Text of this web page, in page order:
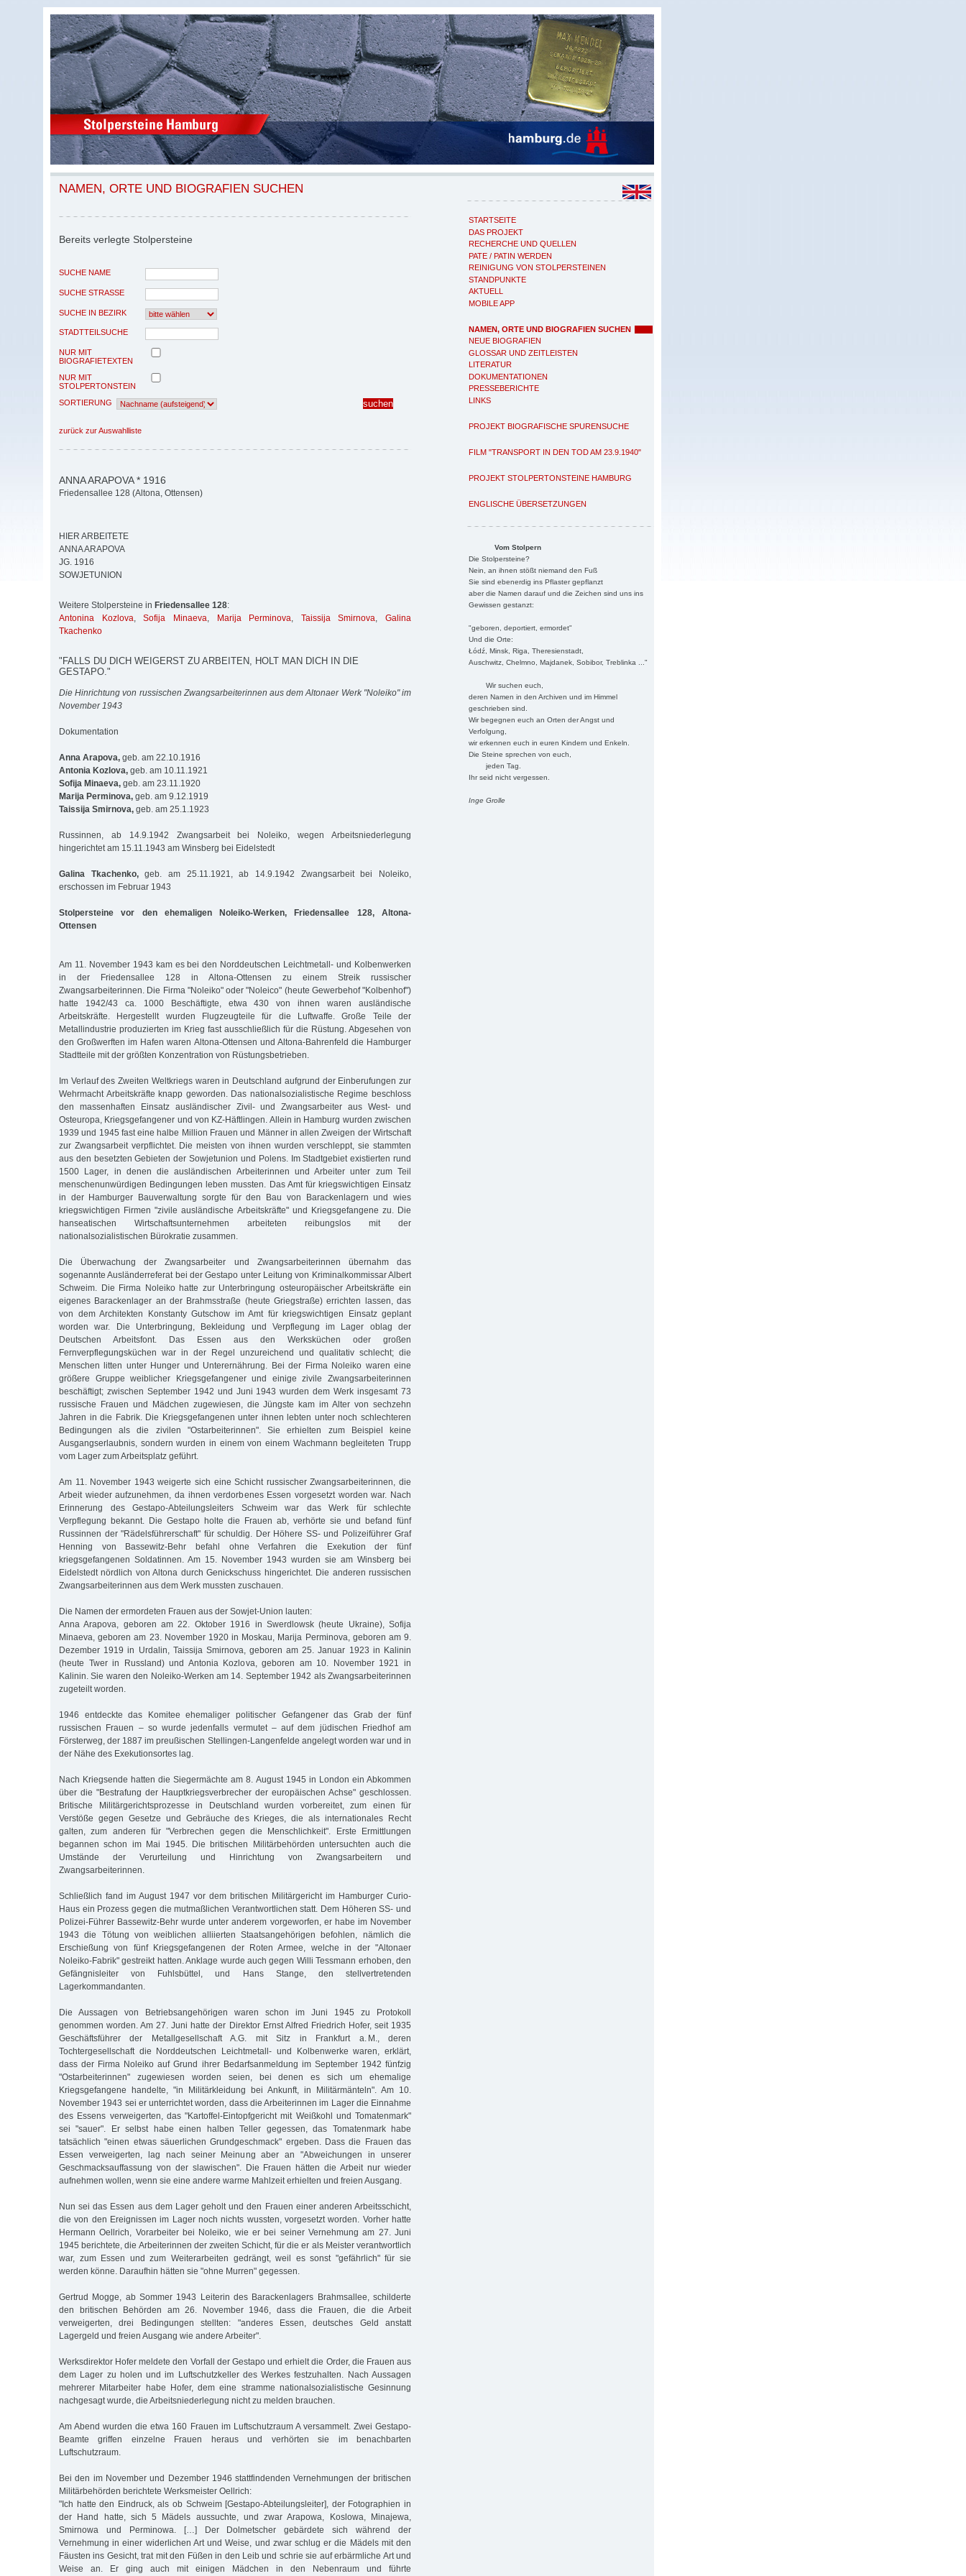
STARTSEITE
DAS PROJEKT
RECHERCHE UND QUELLEN
PATE / PATIN WERDEN
REINIGUNG VON STOLPERSTEINEN
STANDPUNKTE
AKTUELL
MOBILE APP
NAMEN, ORTE UND BIOGRAFIEN SUCHEN
NEUE BIOGRAFIEN
GLOSSAR UND ZEITLEISTEN
LITERATUR
DOKUMENTATIONEN
PRESSEBERICHTE
LINKS
PROJEKT BIOGRAFISCHE SPURENSUCHE
FILM "TRANSPORT IN DEN TOD AM 23.9.1940"
PROJEKT STOLPERTONSTEINE HAMBURG
ENGLISCHE ÜBERSETZUNGEN
Vom Stolpern
Die Stolpersteine?
Nein, an ihnen stößt niemand den Fuß
Sie sind ebenerdig ins Pflaster gepflanzt
aber die Namen darauf und die Zeichen sind uns ins
Gewissen gestanzt:
"geboren, deportiert, ermordet"
Und die Orte:
Łódź, Minsk, Riga, Theresienstadt,
Auschwitz, Chelmno, Majdanek, Sobibor, Treblinka ..."
Wir suchen euch,
deren Namen in den Archiven und im Himmel
geschrieben sind.
Wir begegnen euch an Orten der Angst und
Verfolgung,
wir erkennen euch in euren Kindern und Enkeln.
Die Steine sprechen von euch,
jeden Tag.
Ihr seid nicht vergessen.
Inge Grolle
NAMEN, ORTE UND BIOGRAFIEN SUCHEN
Bereits verlegte Stolpersteine
SUCHE NAME
SUCHE STRASSE
SUCHE IN BEZIRK
STADTTEILSUCHE
NUR MIT
BIOGRAFIETEXTEN
NUR MIT
STOLPERTONSTEIN
SORTIERUNG
zurück zur Auswahlliste
ANNA ARAPOVA * 1916
Friedensallee 128 (Altona, Ottensen)
HIER ARBEITETE
ANNA ARAPOVA
JG. 1916
SOWJETUNION
Weitere Stolpersteine in Friedensallee 128:
Antonina Kozlova,Sofija Minaeva, Marija Perminova, Taissija Smirnova, Galina
Tkachenko
"FALLS DU DICH WEIGERST ZU ARBEITEN, HOLT MAN DICH IN DIE
GESTAPO."
Die Hinrichtung von russischen Zwangsarbeiterinnen aus dem Altonaer Werk "Noleiko" im
November 1943
Dokumentation
Anna Arapova, geb. am 22.10.1916
Antonia Kozlova, geb. am 10.11.1921
Sofija Minaeva, geb. am 23.11.1920
Marija Perminova, geb. am 9.12.1919
Taissija Smirnova, geb. am 25.1.1923
Russinnen, ab 14.9.1942 Zwangsarbeit bei Noleiko, wegen Arbeitsniederlegung
hingerichtet am 15.11.1943 am Winsberg bei Eidelstedt
Galina Tkachenko,geb. am 25.11.1921, ab 14.9.1942 Zwangsarbeit bei Noleiko,
erschossen im Februar 1943
Stolpersteine vor den ehemaligen Noleiko-Werken, Friedensallee 128, Altona-
Ottensen
Am 11. November 1943 kam es bei den Norddeutschen Leichtmetall- und Kolbenwerken
in der Friedensallee 128 in Altona-Ottensen zu einem Streik russischer
Zwangsarbeiterinnen. Die Firma "Noleiko" oder "Noleico" (heute Gewerbehof "Kolbenhof")
hatte 1942/43 ca. 1000 Beschäftigte, etwa 430 von ihnen waren ausländische
Arbeitskräfte. Hergestellt wurden Flugzeugteile für die Luftwaffe. Große Teile der
Metallindustrie produzierten im Krieg fast ausschließlich für die Rüstung. Abgesehen von
den Großwerften im Hafen waren Altona-Ottensen und Altona-Bahrenfeld die Hamburger
Stadtteile mit der größten Konzentration von Rüstungsbetrieben.
Im Verlauf des Zweiten Weltkriegs waren in Deutschland aufgrund der Einberufungen zur
Wehrmacht Arbeitskräfte knapp geworden. Das nationalsozialistische Regime beschloss
den massenhaften Einsatz ausländischer Zivil- und Zwangsarbeiter aus West- und
Osteuropa, Kriegsgefangener und von KZ-Häftlingen. Allein in Hamburg wurden zwischen
1939 und 1945 fast eine halbe Million Frauen und Männer in allen Zweigen der Wirtschaft
zur Zwangsarbeit verpflichtet. Die meisten von ihnen wurden verschleppt, sie stammten
aus den besetzten Gebieten der Sowjetunion und Polens. Im Stadtgebiet existierten rund
1500 Lager, in denen die ausländischen Arbeiterinnen und Arbeiter unter zum Teil
menschenunwürdigen Bedingungen leben mussten. Das Amt für kriegswichtigen Einsatz
in der Hamburger Bauverwaltung sorgte für den Bau von Barackenlagern und wies
kriegswichtigen Firmen "zivile ausländische Arbeitskräfte" und Kriegsgefangene zu. Die
hanseatischen Wirtschaftsunternehmen arbeiteten reibungslos mit der
nationalsozialistischen Bürokratie zusammen.
Die Überwachung der Zwangsarbeiter und Zwangsarbeiterinnen übernahm das
sogenannte Ausländerreferat bei der Gestapo unter Leitung von Kriminalkommissar Albert
Schweim. Die Firma Noleiko hatte zur Unterbringung osteuropäischer Arbeitskräfte ein
eigenes Barackenlager an der Brahmsstraße (heute Griegstraße) errichten lassen, das
von dem Architekten Konstanty Gutschow im Amt für kriegswichtigen Einsatz geplant
worden war. Die Unterbringung, Bekleidung und Verpflegung im Lager oblag der
Deutschen Arbeitsfont. Das Essen aus den Werksküchen oder großen
Fernverpflegungsküchen war in der Regel unzureichend und qualitativ schlecht; die
Menschen litten unter Hunger und Unterernährung. Bei der Firma Noleiko waren eine
größere Gruppe weiblicher Kriegsgefangener und einige zivile Zwangsarbeiterinnen
beschäftigt; zwischen September 1942 und Juni 1943 wurden dem Werk insgesamt 73
russische Frauen und Mädchen zugewiesen, die Jüngste kam im Alter von sechzehn
Jahren in die Fabrik. Die Kriegsgefangenen unter ihnen lebten unter noch schlechteren
Bedingungen als die zivilen "Ostarbeiterinnen". Sie erhielten zum Beispiel keine
Ausgangserlaubnis, sondern wurden in einem von einem Wachmann begleiteten Trupp
vom Lager zum Arbeitsplatz geführt.
Am 11. November 1943 weigerte sich eine Schicht russischer Zwangsarbeiterinnen, die
Arbeit wieder aufzunehmen, da ihnen verdorbenes Essen vorgesetzt worden war. Nach
Erinnerung des Gestapo-Abteilungsleiters Schweim war das Werk für schlechte
Verpflegung bekannt. Die Gestapo holte die Frauen ab, verhörte sie und befand fünf
Russinnen der "Rädelsführerschaft" für schuldig. Der Höhere SS- und Polizeiführer Graf
Henning von Bassewitz-Behr befahl ohne Verfahren die Exekution der fünf
kriegsgefangenen Soldatinnen. Am 15. November 1943 wurden sie am Winsberg bei
Eidelstedt nördlich von Altona durch Genickschuss hingerichtet. Die anderen russischen
Zwangsarbeiterinnen aus dem Werk mussten zuschauen.
Die Namen der ermordeten Frauen aus der Sowjet-Union lauten:
Anna Arapova, geboren am 22. Oktober 1916 in Swerdlowsk (heute Ukraine), Sofija
Minaeva, geboren am 23. November 1920 in Moskau, Marija Perminova, geboren am 9.
Dezember 1919 in Urdalin, Taissija Smirnova, geboren am 25. Januar 1923 in Kalinin
(heute Twer in Russland) und Antonia Kozlova, geboren am 10. November 1921 in
Kalinin. Sie waren den Noleiko-Werken am 14. September 1942 als Zwangsarbeiterinnen
zugeteilt worden.
1946 entdeckte das Komitee ehemaliger politischer Gefangener das Grab der fünf
russischen Frauen – so wurde jedenfalls vermutet – auf dem jüdischen Friedhof am
Försterweg, der 1887 im preußischen Stellingen-Langenfelde angelegt worden war und in
der Nähe des Exekutionsortes lag.
Nach Kriegsende hatten die Siegermächte am 8. August 1945 in London ein Abkommen
über die "Bestrafung der Hauptkriegsverbrecher der europäischen Achse" geschlossen.
Britische Militärgerichtsprozesse in Deutschland wurden vorbereitet, zum einen für
Verstöße gegen Gesetze und Gebräuche des Krieges, die als internationales Recht
galten, zum anderen für "Verbrechen gegen die Menschlichkeit". Erste Ermittlungen
begannen schon im Mai 1945. Die britischen Militärbehörden untersuchten auch die
Umstände der Verurteilung und Hinrichtung von Zwangsarbeitern und
Zwangsarbeiterinnen.
Schließlich fand im August 1947 vor dem britischen Militärgericht im Hamburger Curio-
Haus ein Prozess gegen die mutmaßlichen Verantwortlichen statt. Dem Höheren SS- und
Polizei-Führer Bassewitz-Behr wurde unter anderem vorgeworfen, er habe im November
1943 die Tötung von weiblichen alliierten Staatsangehörigen befohlen, nämlich die
Erschießung von fünf Kriegsgefangenen der Roten Armee, welche in der "Altonaer
Noleiko-Fabrik" gestreikt hatten. Anklage wurde auch gegen Willi Tessmann erhoben, den
Gefängnisleiter von Fuhlsbüttel, und Hans Stange, den stellvertretenden
Lagerkommandanten.
Die Aussagen von Betriebsangehörigen waren schon im Juni 1945 zu Protokoll
genommen worden. Am 27. Juni hatte der Direktor Ernst Alfred Friedrich Hofer, seit 1935
Geschäftsfüh­rer der Metallgesellschaft A.G. mit Sitz in Frankfurt a. M., deren
Tochtergesellschaft die Norddeutschen Leichtmetall- und Kolbenwerke waren, erklärt,
dass der Firma Noleiko auf Grund ihrer Bedarfsanmeldung im September 1942 fünfzig
"Ostarbeiterinnen" zugewiesen worden seien, bei denen es sich um ehemalige
Kriegsgefangene handelte, "in Militärkleidung bei Ankunft, in Militärmänteln". Am 10.
November 1943 sei er unterrichtet worden, dass die Arbeiterinnen im Lager die Einnahme
des Essens verweigerten, das "Kartoffel-Eintopfgericht mit Weißkohl und Tomatenmark"
sei "sauer". Er selbst habe einen halben Teller gegessen, das Tomatenmark habe
tatsächlich "einen etwas säuerlichen Grundgeschmack" ergeben. Dass die Frauen das
Essen verweigerten, lag nach seiner Meinung aber an "Abweichungen in unserer
Geschmacksauffassung von der slawischen". Die Frauen hätten die Arbeit nur wieder
aufnehmen wollen, wenn sie eine andere warme Mahlzeit erhielten und freien Ausgang.
Nun sei das Essen aus dem Lager geholt und den Frauen einer anderen Arbeitsschicht,
die von den Ereignissen im Lager noch nichts wussten, vorgesetzt worden. Vorher hatte
Hermann Oellrich, Vorarbeiter bei Noleiko, wie er bei seiner Vernehmung am 27. Juni
1945 berichtete, die Arbeiterinnen der zweiten Schicht, für die er als Meister verantwortlich
war, zum Essen und zum Weiterarbeiten gedrängt, weil es sonst "gefährlich" für sie
werden könne. Daraufhin hätten sie "ohne Murren" gegessen.
Gertrud Mogge, ab Sommer 1943 Leiterin des Barackenlagers Brahmsallee, schilderte
den britischen Behörden am 26. November 1946, dass die Frauen, die die Arbeit
verweigerten, drei Bedingungen stellten: "anderes Essen, deutsches Geld anstatt
Lagergeld und freien Ausgang wie andere Arbeiter".
Werksdirektor Hofer meldete den Vorfall der Gestapo und erhielt die Order, die Frauen aus
dem Lager zu holen und im Luftschutzkeller des Werkes festzuhalten. Nach Aussagen
mehrerer Mitarbeiter habe Hofer, dem eine stramme nationalsozialistische Gesinnung
nachgesagt wurde, die Arbeitsniederlegung nicht zu melden brauchen.
Am Abend wurden die etwa 160 Frauen im Luftschutzraum A versammelt. Zwei Gestapo-
Beamte griffen einzelne Frauen heraus und verhörten sie im benachbarten
Luftschutzraum.
Bei den im November und Dezember 1946 stattfindenden Vernehmungen der britischen
Militärbehörden berichtete Werksmeister Oellrich:
"Ich hatte den Eindruck, als ob Schweim [Gestapo-Abteilungsleiter], der Fotographien in
der Hand hatte, sich 5 Mädels aussuchte, und zwar Arapowa, Koslowa, Minajewa,
Smirnowa und Perminowa. […] Der Dolmetscher gebärdete sich während der
Vernehmung in einer widerlichen Art und Weise, und zwar schlug er die Mädels mit den
Fäusten ins Gesicht, trat mit den Füßen in den Leib und schrie sie auf erbärmliche Art und
Weise an. Er ging auch mit einigen Mädchen in den Nebenraum und führte